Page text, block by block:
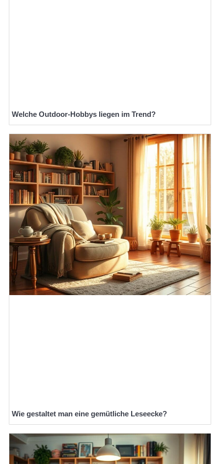
Welche Outdoor-Hobbys liegen im Trend?
Wie gestaltet man eine gemütliche Leseecke?